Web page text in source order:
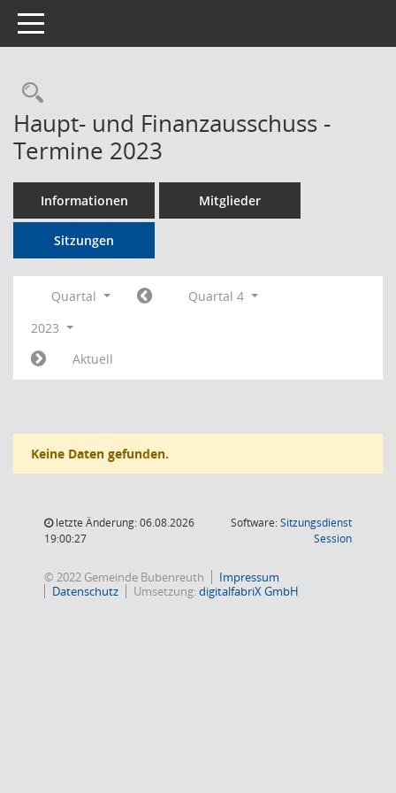
Toggle navigation
Rechercheauswahl
Haupt- und Finanzausschuss -
Termine 2023
Informationen Mitglieder
Sitzungen
Quartal
Quartal 4
2023
Aktuell
Keine Daten gefunden.
letzte Änderung: 06.08.2026
19:00:27
Software:Sitzungsdienst
Session(Wird in
© 2022 Gemeinde Bubenreuth
Impressum
Datenschutz
Umsetzung:digitalfabriX GmbH